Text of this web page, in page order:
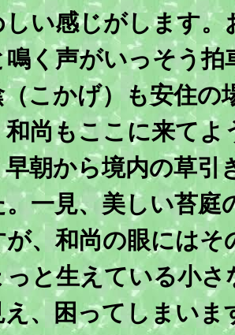
い感じがします。
く声がいっそう拍
こかげ）も安住の
尚もここに来てよ
朝から境内の草引
一見、美しい苔庭
、和尚の眼にはそ
と生えている小さ
、困ってしまいま